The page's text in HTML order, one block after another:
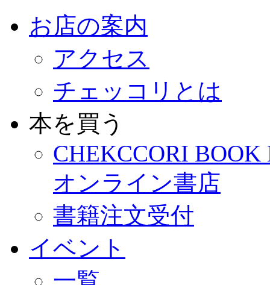
お店の案内
アクセス
チェッコリとは
本を買う
CHEKCCORI BOOK
オンライン書店
書籍注文受付
イベント